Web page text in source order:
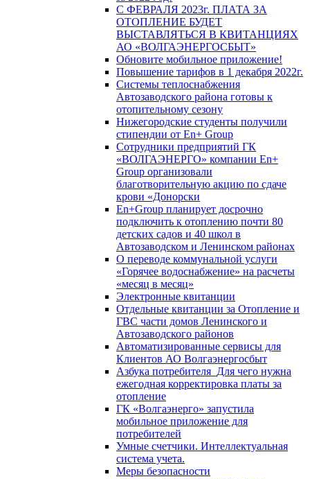
С ФЕВРАЛЯ 2023г. ПЛАТА ЗА
ОТОПЛЕНИЕ БУДЕТ
ВЫСТАВЛЯТЬСЯ В КВИТАНЦИЯХ
АО «ВОЛГАЭНЕРГОСБЫТ»
Обновите мобильное приложение!
Повышение тарифов в 1 декабря 2022г.
Системы теплоснабжения
Автозаводского района готовы к
отопительному сезону
Нижегородские студенты получили
стипендии от En+ Group
Сотрудники предприятий ГК
«ВОЛГАЭНЕРГО» компании En+
Group организовали
благотворительную акцию по сдаче
крови «Донорски
En+Group планирует досрочно
подключить к отоплению почти 80
детских садов и 40 школ в
Автозаводском и Ленинском районах
О переводе коммунальной услуги
«Горячее водоснабжение» на расчеты
«месяц в месяц»
Электронные квитанции
Отдельные квитанции за Отопление и
ГВС части домов Ленинского и
Автозаводского районов
Автоматизированные сервисы для
Клиентов АО Волгаэнергосбыт
Азбука потребителя_Для чего нужна
ежегодная корректировка платы за
отопление
ГК «Волгаэнерго» запустила
мобильное приложение для
потребителей
Умные счетчики. Интеллектуальная
система учета.
Меры безопасности